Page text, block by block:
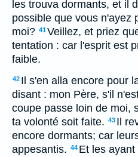
les trouva dormants, et il
possible que vous n'ayez
moi? 41Veillez, et priez
tentation : car l'esprit est
faible.
42 Il s'en alla encore pour
disant : mon Père, s'il
coupe passe loin de moi,
ta volonté soit faite. 43 Il
encore dormants; car
appesantis. 44 Et les